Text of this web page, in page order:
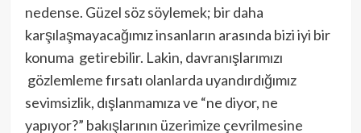
nedense. Güzel söz söylemek; bir daha
karşılaşmayacağımız insanların arasında bizi iyi bir
konuma getirebilir. Lakin, davranışlarımızı
gözlemleme fırsatı olanlarda uyandırdığımız
sevimsizlik, dışlanmamıza ve “ne diyor, ne
yapıyor?” bakışlarının üzerimize çevrilmesine